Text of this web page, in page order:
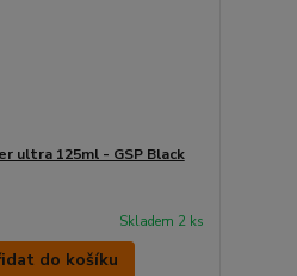
ultra 125ml - GSP Black
Skladem 2 ks
do košíku